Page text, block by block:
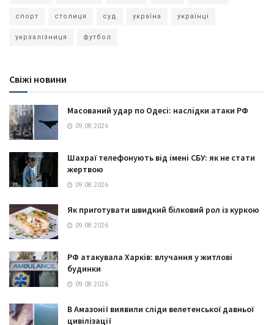
спорт столиця суд україна українці
укрзалізниця футбол
Свіжі новини
Масований удар по Одесі: наслідки атаки РФ
09.08.2026
Шахраї телефонують від імені СБУ: як не стати
жертвою
09.08.2026
Як приготувати швидкий білковий рол із куркою
09.08.2026
РФ атакувала Харків: влучання у житлові
будинки
09.08.2026
В Амазонії виявили сліди велетенської давньої
цивілізації